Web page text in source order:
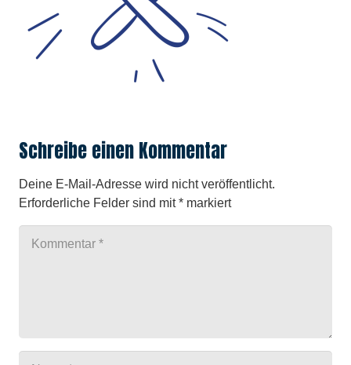
Schreibe einen Kommentar
Deine E-Mail-Adresse wird nicht veröffentlicht.
Erforderliche Felder sind mit* markiert